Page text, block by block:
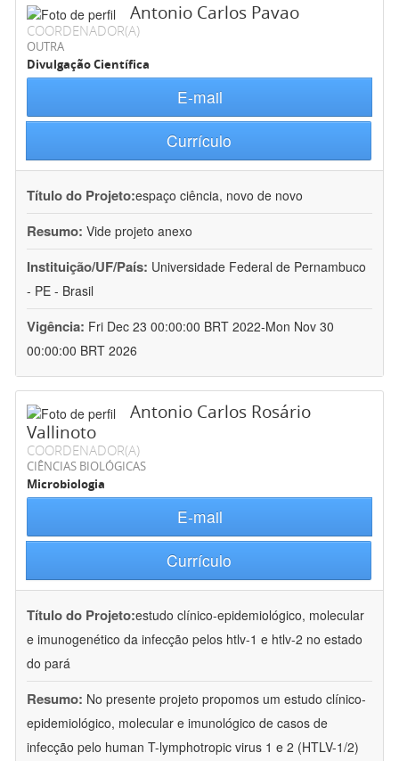
Antonio Carlos Pavao
COORDENADOR(A)
OUTRA
Divulgação Científica
E-mail
Currículo
Título do Projeto:espaço ciência, novo de novo
Resumo: Vide projeto anexo
Instituição/UF/País: Universidade Federal de Pernambuco
- PE - Brasil
Vigência: Fri Dec 23 00:00:00 BRT 2022-Mon Nov 30
00:00:00 BRT 2026
Antonio Carlos Rosário
Vallinoto
COORDENADOR(A)
CIÊNCIAS BIOLÓGICAS
Microbiologia
E-mail
Currículo
Título do Projeto:estudo clínico-epidemiológico, molecular
e imunogenético da infecção pelos htlv-1 e htlv-2 no estado
do pará
Resumo: No presente projeto propomos um estudo clínico-
epidemiológico, molecular e imunológico de casos de
infecção pelo human T-lymphotropic virus 1 e 2 (HTLV-1/2)